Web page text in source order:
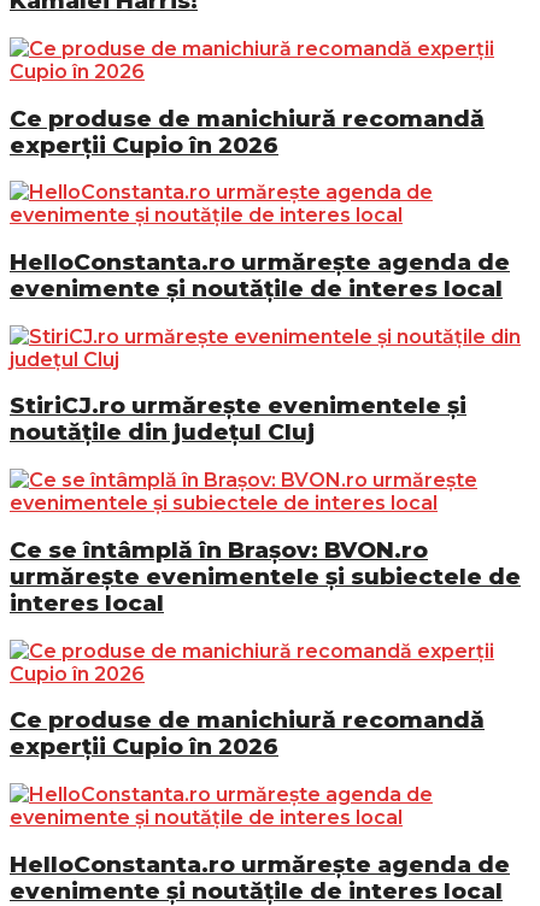
Ce produse de manichiură recomandă
experții Cupio în 2026
HelloConstanta.ro urmărește agenda de
evenimente și noutățile de interes local
StiriCJ.ro urmărește evenimentele și
noutățile din județul Cluj
Ce se întâmplă în Brașov: BVON.ro
urmărește evenimentele și subiectele de
interes local
Ce produse de manichiură recomandă
experții Cupio în 2026
HelloConstanta.ro urmărește agenda de
evenimente și noutățile de interes local